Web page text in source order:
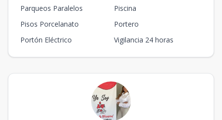
Parqueos Paralelos
Piscina
Pisos Porcelanato
Portero
Portón Eléctrico
Vigilancia 24 horas